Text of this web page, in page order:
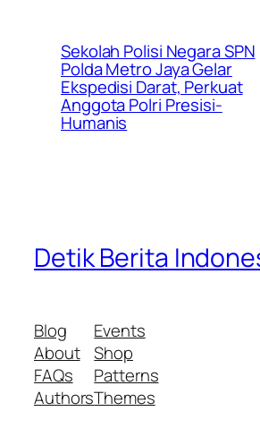
Sekolah Polisi Negara SPN
Polda Metro Jaya Gelar
Ekspedisi Darat, Perkuat
Anggota Polri Presisi-
Humanis
Detik Berita
Blog
About
FAQs
Authors
Events
Shop
Patterns
Themes